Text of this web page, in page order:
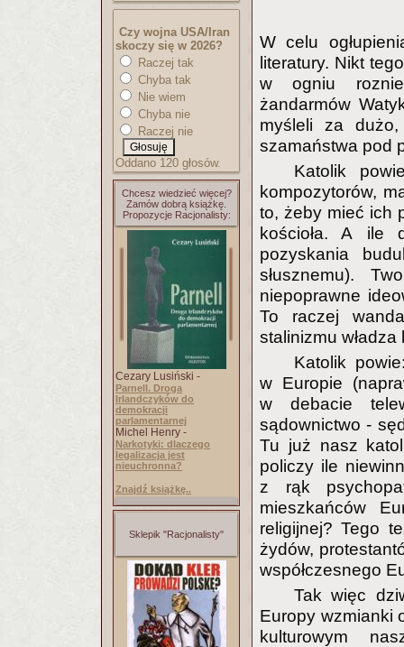
Czy wojna USA/Iran
skoczy się w 2026?
Raczej tak
Chyba tak
Nie wiem
Chyba nie
Raczej nie
Oddano 120 głosów.
Chcesz wiedzieć więcej?
Zamów dobrą książkę.
Propozycje Racjonalisty:
Cezary Lusiński -
Parnell. Droga
Irlandczyków do
demokracji
parlamentarnej
Michel Henry -
Narkotyki: dlaczego
legalizacja jest
nieuchronna?
Znajdź książkę..
Sklepik "Racjonalisty"
W celu
literatury. Nikt
w ogniu
żandarmów
myśleli za
szamaństwa pod
Katolik
kompozytorów,
to, żeby mieć ich
kościoła. A ile
pozyskania
słusznemu).
niepoprawne
To raczej
stalinizmu
Katolik
w Europie
w debacie
sądownictwo -
Tu już nasz
policzy ile
z rąk
mieszkańców
religijnej? Tego
żydów,
współczesnego
Tak więc
Europy wzmianki
kulturowym